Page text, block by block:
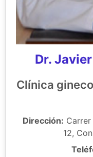
Dr.
Clínica
Dirección:
12,